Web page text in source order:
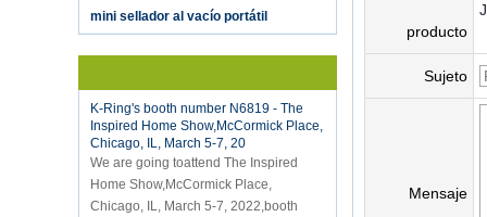
mini sellador al vacío portátil
sealer, we have two versions, updated
version with theautomatically vacuum
sensor...
K-Ring's booth number N6819 - The
Inspired Home Show,McCormick Place,
Chicago, IL, March 5-7, 20
We are going toattend The Inspired
Home Show,McCormick Place,
Chicago, IL, March 5-7, 2022,booth
number N6819, welcome to visit
producto
Sujeto
Mensaje